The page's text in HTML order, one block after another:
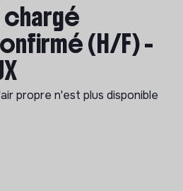
chargé
(H/F) -
propre n'est plus disponible